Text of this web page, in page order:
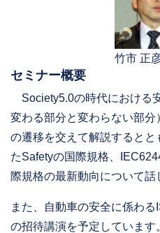
竹市 正
セミナー概要
Society5.0の時代における
変わる部分と変わらない部
の遷移を交えて解説すると
たSafetyの国際規格、
際規格の最新動向について話
また、自動車の安全に係わ
の招待講演を予定しています